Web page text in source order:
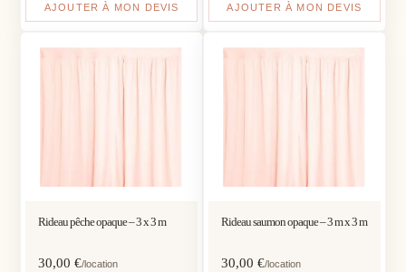
AJOUTER À MON DEVIS AJOUTER À MON DEVIS
Rideau pêche opaque – 3 x 3 m
30,00€/location
Rideau saumon opaque – 3 m x 3 m
30,00 €/location